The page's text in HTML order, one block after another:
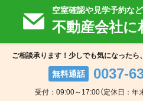
周辺
空室確認や見学予約など
不動産会社に
ご相談承ります！少しでも気になったら
無料通話 0037-
受付：09:00～17:00（定休日：年